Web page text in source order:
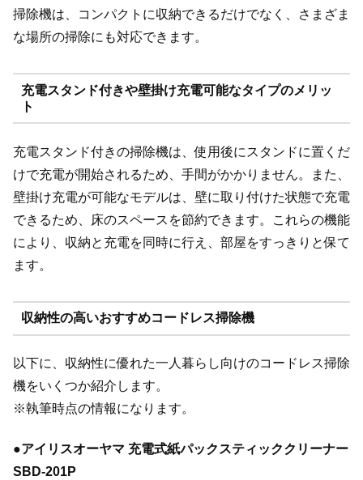
掃除機は、コンパクトに収納できるだけでなく、さまざま
な場所の掃除にも対応できます。
充電スタンド付きや壁掛け充電可能なタイプのメリッ
ト
充電スタンド付きの掃除機は、使用後にスタンドに置くだ
けで充電が開始されるため、手間がかかりません。また、
壁掛け充電が可能なモデルは、壁に取り付けた状態で充電
できるため、床のスペースを節約できます。これらの機能
により、収納と充電を同時に行え、部屋をすっきりと保て
ます。
収納性の高いおすすめコードレス掃除機
以下に、収納性に優れた一人暮らし向けのコードレス掃除
機をいくつか紹介します。
※執筆時点の情報になります。
●アイリスオーヤマ 充電式紙パックスティッククリーナー
SBD-201P